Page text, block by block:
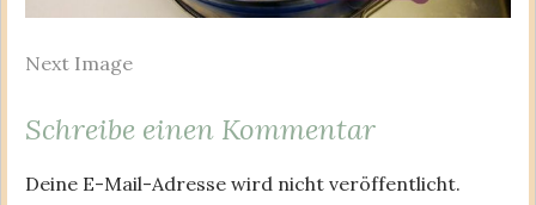
Next Image
Schreibe einen Kommentar
Deine E-Mail-Adresse wird nicht veröffentlicht.